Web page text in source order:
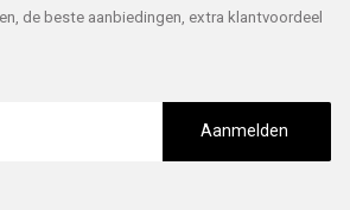
de beste aanbiedingen, extra klantvoordeel
Aanmelden